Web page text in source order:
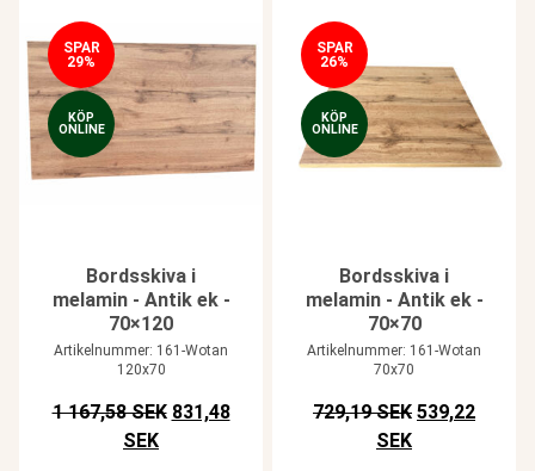
SPAR
29%
KÖP
ONLINE
Bordsskiva i
melamin - Antik ek -
70×120
Artikelnummer: 161-Wotan
120x70
1 167,58 SEK Det ursprungliga priset var: SEK 1.167,58.
831,48
SEKDet nuvarande priset är: SEK 831,48.
SPAR
26%
KÖP
ONLINE
Bordsskiva i
melamin - Antik ek -
70×70
Artikelnummer: 161-Wotan
70x70
729,19 SEK Det
539,22
SEKDet